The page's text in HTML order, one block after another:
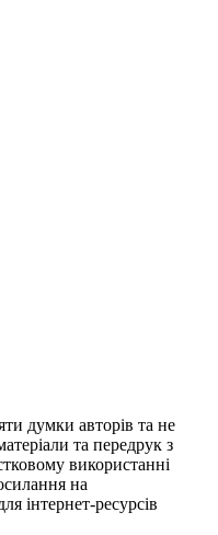
думки авторів та не
та передрук з
використанні
на
інтернет-ресурсів